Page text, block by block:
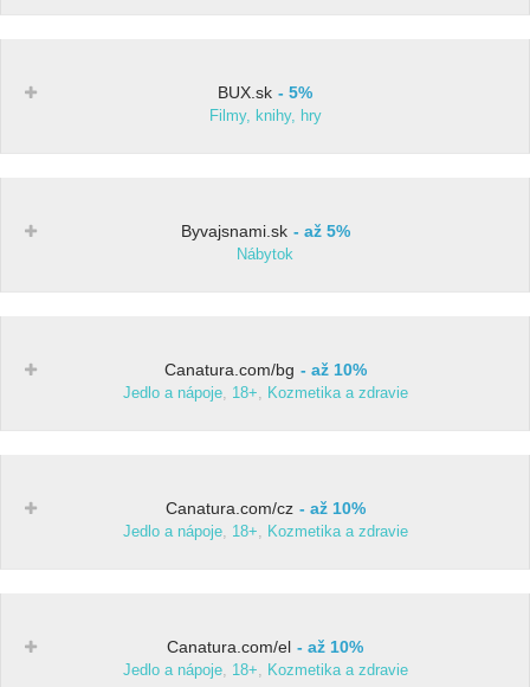
BUX.sk 5%
Filmy, knihy, hry
Byvajsnami.sk až 5%
Nábytok
Canatura.com/bg až 10%
Jedlo a nápoje, 18+, Kozmetika a zdravie
Canatura.com/cz až 10%
Jedlo a nápoje, 18+, Kozmetika a zdravie
Canatura.com/el až 10%
Jedlo a nápoje, 18+, Kozmetika a zdravie